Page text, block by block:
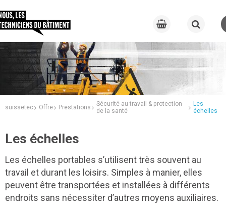
suissetec Offre Prestations
Sécurité au travail & protection
de la santé
Les
échelles
Les échelles
Les échelles portables s’utilisent très souvent au
travail et durant les loisirs. Simples à manier, elles
peuvent être transportées et installées à différents
endroits sans nécessiter d’autres moyens auxiliaires.